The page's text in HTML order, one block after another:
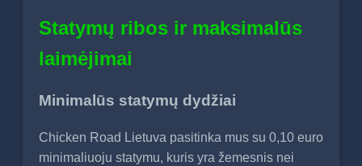
Statymų ribos ir maksimalūs
laimėjimai
Minimalūs statymų dydžiai
Chicken Road Lietuva pasitinka mus su 0,10 euro
minimaliuoju statymu, kuris yra žemesnis nei